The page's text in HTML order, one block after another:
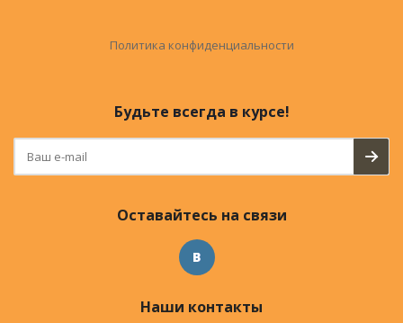
Политика конфиденциальности
Будьте всегда в курсе!
Оставайтесь на связи
Наши контакты